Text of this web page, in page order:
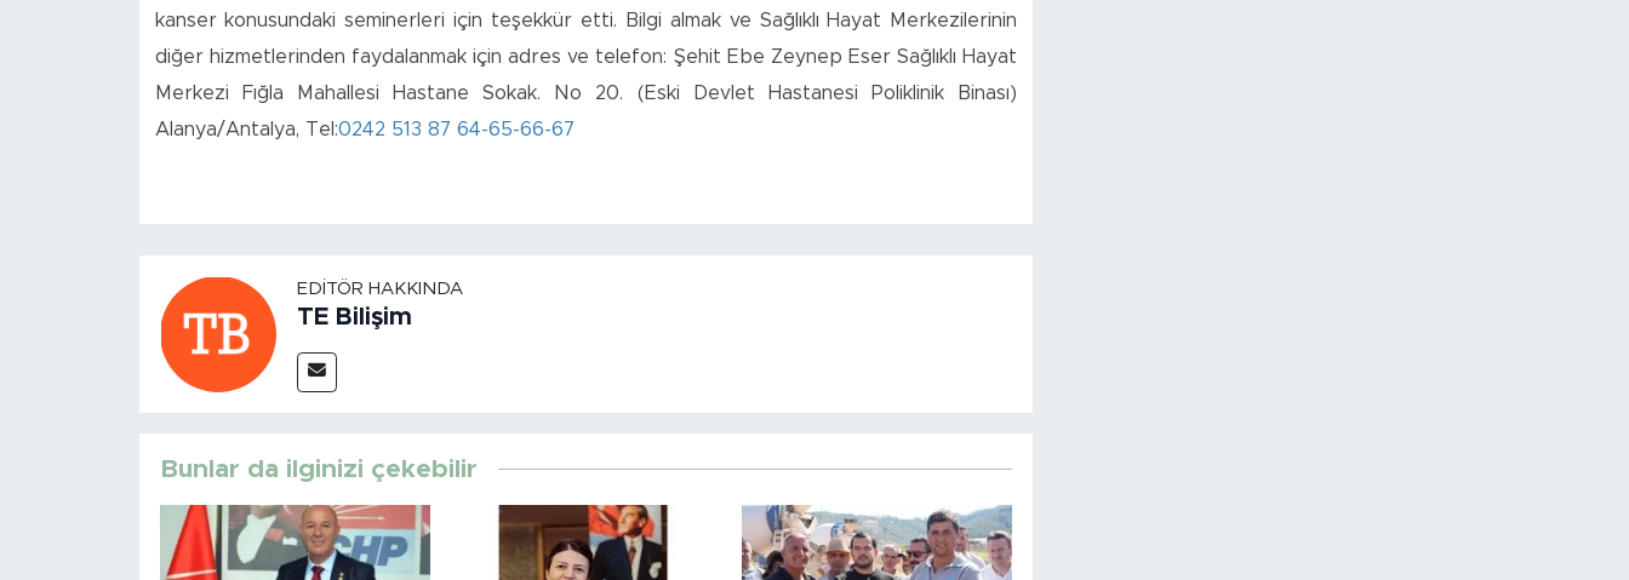
kanser konusundaki seminerleri için teşekkür etti. Bilgi almak ve Sağlıklı Hayat Merkezilerinin
diğer hizmetlerinden faydalanmak için adres ve telefon: Şehit Ebe Zeynep Eser Sağlıklı Hayat
Merkezi Fığla Mahallesi Hastane Sokak. No 20. (Eski Devlet Hastanesi Poliklinik Binası)
Alanya/Antalya, Tel:0242 513 87 64-65-66-67
EDITÖR HAKKINDA
TE Bilişim
Bunlar da ilginizi çekebilir